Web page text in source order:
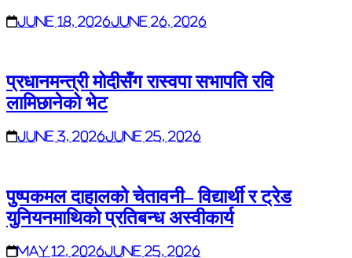
June 18, 2026June 26, 2026
प्रधानमन्त्री मोदीसँग रास्वपा सभापति रवि
लामिछानेको भेट
June 3, 2026June 25, 2026
पुष्पकमल दाहालको चेतावनी– विद्यार्थी र ट्रेड
युनियनमाथिको प्रतिबन्ध अस्वीकार्य
May 12, 2026June 25, 2026